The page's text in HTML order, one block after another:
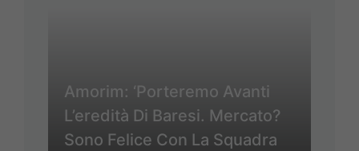
Amorim: ‘Porteremo Avanti
L’eredità Di Baresi. Mercato?
Sono Felice Con La Squadra